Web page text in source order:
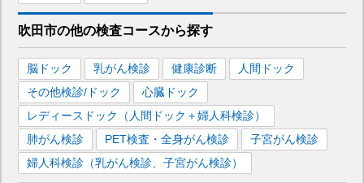
吹田市の他の検査コースから探す
脳ドック 乳がん検診 健康診断
人間ドック
その他検診/ドック
心臓ドック
レディースドック（人間ドック＋婦人科検診）
肺がん検診
PET検査・全身がん検診
子宮がん検診
婦人科検診（乳がん検診、子宮がん検診）